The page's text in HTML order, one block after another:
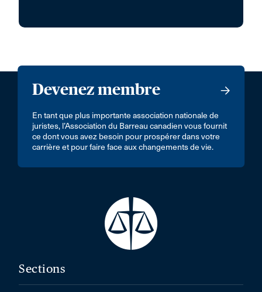
Devenez membre
En tant que plus importante association nationale de
juristes, l’Association du Barreau canadien vous fournit
ce dont vous avez besoin pour prospérer dans votre
carrière et pour faire face aux changements de vie.
Sections